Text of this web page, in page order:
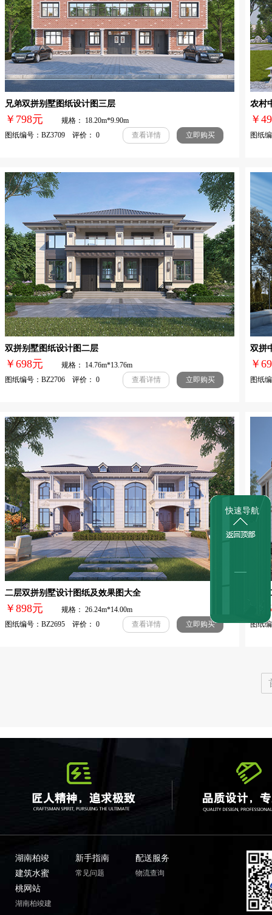
兄弟双拼别墅图纸设计图三层
￥798元
规格： 18.20m*9.90m
图纸编号：BZ3709 评价： 0
查看详情 立即购买
农村
￥
图纸编
双拼别墅图纸设计图二层
￥698元
规格： 14.76m*13.76m
图纸编号：BZ2706 评价： 0
查看详情 立即购买
双拼
￥
图纸编
二层双拼别墅设计图纸及效果图大全
￥898元
规格： 26.24m*14.00m
图纸编号：BZ2695 评价： 0
查看详情 立即购买
农
图纸编
湖南柏竣
建筑水蜜
桃网站
湖南柏竣建
新手指南
常见问题
配送服务
物流查询
快速导航